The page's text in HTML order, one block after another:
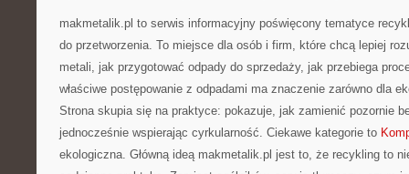
makmetalik.pl to serwis informacyjny poświęcony tematyce
do przetworzenia. To miejsce dla osób i firm, które chcą lepiej
metali, jak przygotować odpady do sprzedaży, jak przebiega
właściwe postępowanie z odpadami ma znaczenie zarówno dla
Strona skupia się na praktyce: pokazuje, jak zamienić pozornie
jednocześnie wspierając cyrkularność. Ciekawe kategorie to
ekologiczna. Główną ideą makmetalik.pl jest to, że recykling to